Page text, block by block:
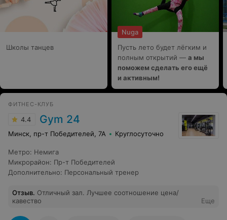
Школы танцев
Nuga
Пусть лето будет лёгким и
полным открытий — а мы
поможем сделать его ещё
и активным!
ФИТНЕС-КЛУБ
4.4 Gym 24
Минск, пр-т Победителей, 7А Круглосуточно
Метро: Немига
Микрорайон: Пр-т Победителей
Дополнительно: Персональный тренер
Отзыв. Отличный зал. Лучшее соотношение цена/
кавество
Еще